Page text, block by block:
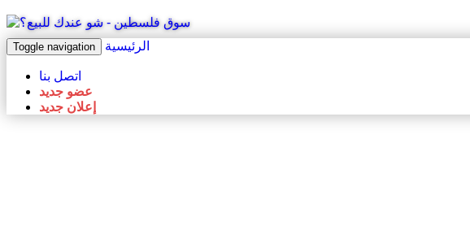
Toggle navigation الرئيسية
اتصل بنا
عضو جديد
إعلان جديد